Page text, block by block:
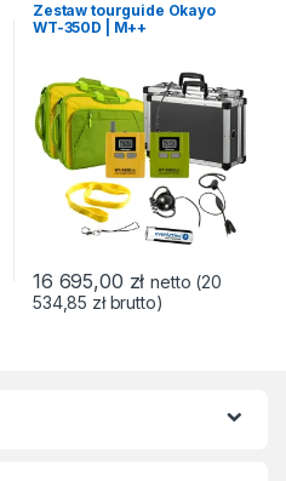
Zestaw tourguide Okayo
WT-350D | M++
16 695,00 zł netto (20
534,85 złbrutto)